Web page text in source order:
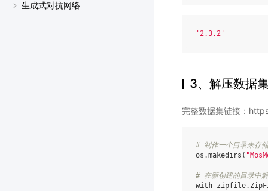
生成式对抗网络
'2.3.2'
3、解压数据
完整数据集链接：
# 制作一个目录来存
os .makedirs (
# 在新创建的目录中
with zipfile.